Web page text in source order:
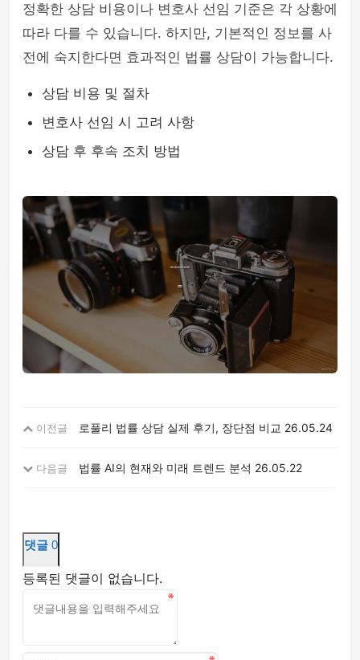
정확한 상담 비용이나 변호사 선임 기준은 각 상황에
따라 다를 수 있습니다. 하지만, 기본적인 정보를 사
전에 숙지한다면 효과적인 법률 상담이 가능합니다.
상담 비용 및 절차
변호사 선임 시 고려 사항
상담 후 후속 조치 방법
이전글 로풀리 법률 상담 실제 후기, 장단점 비교 26.05.24
다음글 법률 AI의 현재와 미래 트렌드 분석 26.05.22
댓글 0
등록된 댓글이 없습니다.